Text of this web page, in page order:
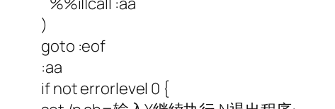
)
goto :eof
:aa
if not errorlevel 0 {